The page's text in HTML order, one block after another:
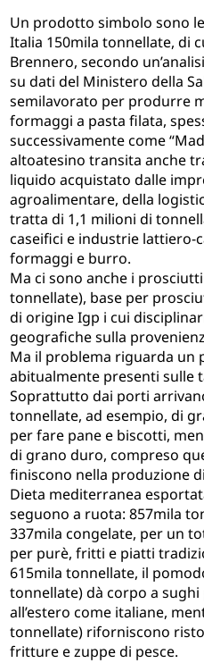
Un prodotto simbolo sono
Italia 150mila tonnellate, di
Brennero, secondo
su dati del Ministero della
semilavorato per produrre
formaggi a pasta filata,
successivamente come
altoatesino transita anche
liquido acquistato dalle
agroalimentare, della
tratta di 1,1 milioni di
caseifici e industrie lattiero-
formaggi e burro.
Ma ci sono anche i
tonnellate), base per
di origine Igp i cui
geografiche sulla
Ma il problema riguarda un
abitualmente presenti sulle
Soprattutto dai porti
tonnellate, ad esempio, di
per fare pane e biscotti,
di grano duro, compreso
finiscono nella produzione
Dieta mediterranea
seguono a ruota: 857mila
337mila congelate, per un
per purè, fritti e piatti
615mila tonnellate, il
tonnellate) dà corpo a
all’estero come italiane,
tonnellate) riforniscono
fritture e zuppe di pesce.